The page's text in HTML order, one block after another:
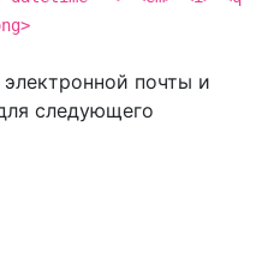
почты и
следующего